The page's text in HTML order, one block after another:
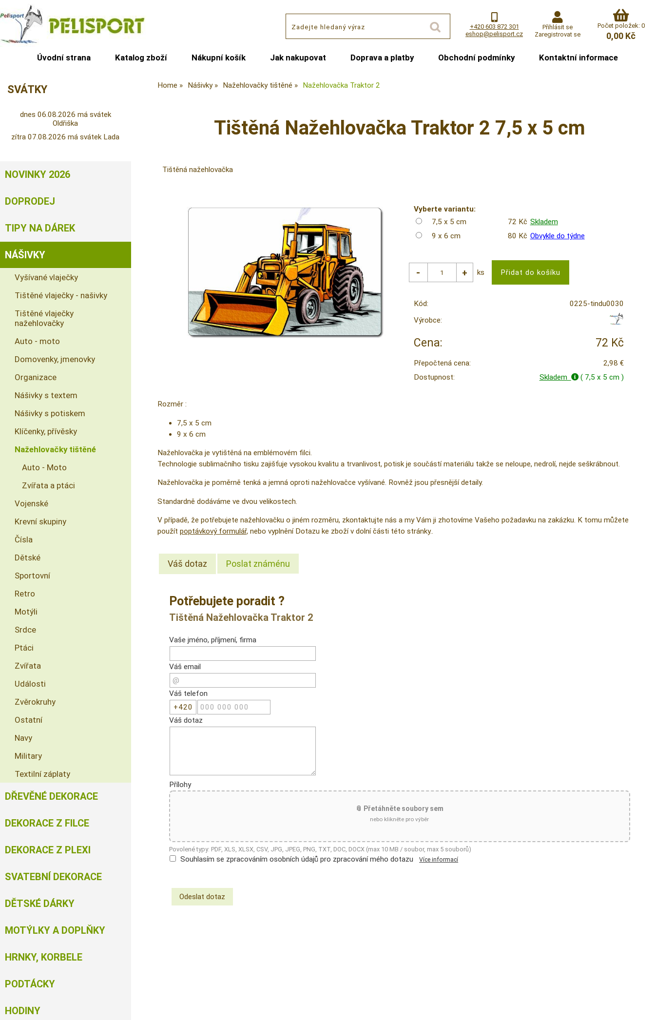
+420 603 872 301
eshop@pelisport.cz
Přihlásit se
Zaregistrovat se
Počet položek: 0
0,00 Kč
Úvodní strana Katalog zboží Nákupní košík Jak nakupovat Doprava a platby Obchodní podmínky Kontaktní informace
Home Nášivky Nažehlovačky tištěné Nažehlovačka Traktor 2
Tištěná Nažehlovačka Traktor 2 7,5 x 5 cm
Tištěná nažehlovačka
Vyberte variantu:
7,5 x 5 cm
72 Kč Skladem
9 x 6 cm
80 Kč Obvykle do týdne
ks
Kód:
0225-tindu0030
Výrobce:
Cena: 72 Kč
Přepočtená cena:
2,98 €
Dostupnost:
Skladem ( 7,5 x 5 cm )
Rozměr :
7,5 x 5 cm
9 x 6 cm
Nažehlovačka je vytištěná na emblémovém filci.
Technologie sublimačního tisku zajišťuje vysokou kvalitu a trvanlivost, potisk je součástí materiálu takže se neloupe, nedrolí, nejde seškrábnout.
Nažehlovačka je poměrně tenká a jemná oproti nažehlovačce vyšívané. Rovněž jsou přesnější detaily.
Standardně dodáváme ve dvou velikostech.
V případě, že potřebujete nažehlovačku o jiném rozměru, zkontaktujte nás a my Vám ji zhotovíme Vašeho požadavku na zakázku. K tomu můžete
použít poptávkový formulář, nebo vyplnění Dotazu ke zboží v dolní části této stránky..
Váš dotaz Poslat známénu
Potřebujete poradit ?
Tištěná Nažehlovačka Traktor 2
Vaše jméno, příjmení, firma
Váš email
Váš telefon
Váš dotaz
Přílohy
📎 Přetáhněte soubory sem
nebo klikněte pro výběr
Povolené typy: PDF, XLS, XLSX, CSV, JPG, JPEG, PNG, TXT, DOC, DOCX (max 10 MB / soubor, max 5 souborů)
Souhlasím se zpracováním osobních údajů pro zpracování mého dotazu Více informací
SVÁTKY
dnes 06.08.2026 má svátek
Oldřiška
zítra 07.08.2026 má svátek Lada
NOVINKY 2026
DOPRODEJ
TIPY NA DÁREK
NÁŠIVKY
Vyšívané vlaječky
Tištěné vlaječky - našivky
Tištěné vlaječky
nažehlovačky
Auto - moto
Domovenky, jmenovky
Organizace
Nášivky s textem
Nášivky s potiskem
Klíčenky, přívěsky
Nažehlovačky tištěné
Auto - Moto
Zvířata a ptáci
Vojenské
Krevní skupiny
Čísla
Dětské
Sportovní
Retro
Motýli
Srdce
Ptáci
Zvířata
Události
Zvěrokruhy
Ostatní
Navy
Military
Textilní záplaty
DŘEVĚNÉ DEKORACE
DEKORACE Z FILCE
DEKORACE Z PLEXI
SVATEBNÍ DEKORACE
DĚTSKÉ DÁRKY
MOTÝLKY A DOPLŇKY
HRNKY, KORBELE
PODTÁCKY
HODINY